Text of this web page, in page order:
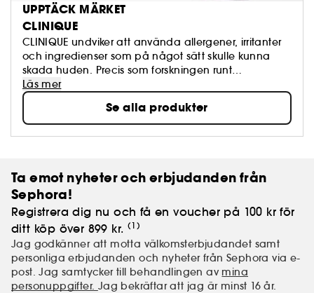
UPPTÄCK MÄRKET
CLINIQUE
CLINIQUE undviker att använda allergener, irritanter
och ingredienser som på något sätt skulle kunna
skada huden. Precis som forskningen runt
ingredienser hela tiden utvecklas så arbetar vi
ständigt på att förbättra våra produkter. Utan
parabener. Utan falater. Parfymfri. Bara sund hud.
Läs mer
Se alla produkter
Ta emot nyheter och erbjudanden från
Sephora!
Registrera dig nu och få en voucher på 100 kr för
ditt köp över 899 kr. (1)
Jag godkänner att motta välkomsterbjudandet samt
personliga erbjudanden och nyheter från Sephora via e-
post. Jag samtycker till behandlingen av mina
personuppgifter. Jag bekräftar att jag är minst 16 år.